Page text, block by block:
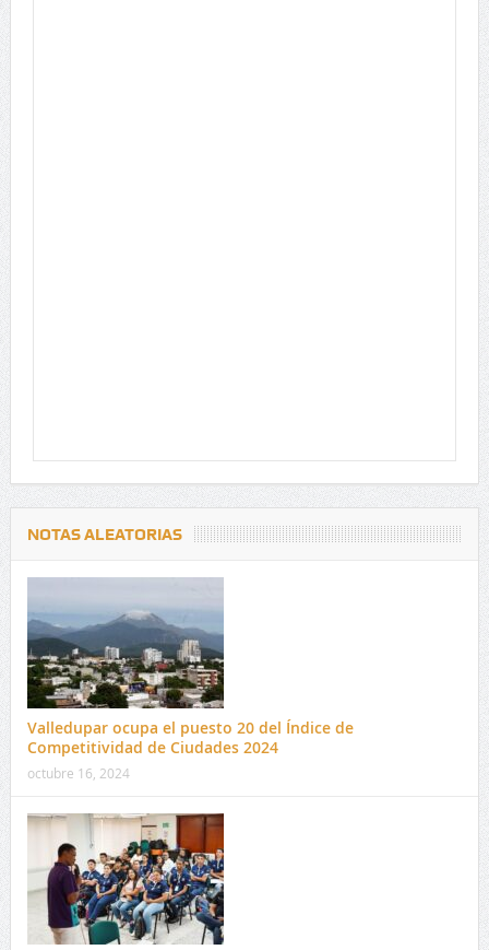
NOTAS ALEATORIAS
Valledupar ocupa el puesto 20 del Índice de
Competitividad de Ciudades 2024
octubre 16, 2024